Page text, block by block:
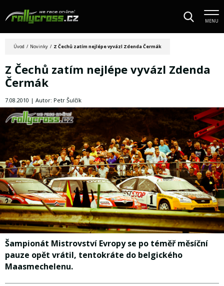
MENU
Úvod / Novinky / Z Čechů zatím nejlépe vyvázl Zdenda Čermák
Z Čechů zatím nejlépe vyvázl Zdenda
Čermák
7.08.2010 | Autor: Petr Šulčík
Šampionát Mistrovství Evropy se po téměř měsíční
pauze opět vrátil, tentokráte do belgického
Maasmechelenu.